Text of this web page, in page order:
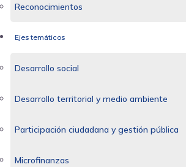
Reconocimientos
Ejes temáticos
Desarrollo social
Desarrollo territorial y medio ambiente
Participación ciudadana y gestión pública
Microfinanzas